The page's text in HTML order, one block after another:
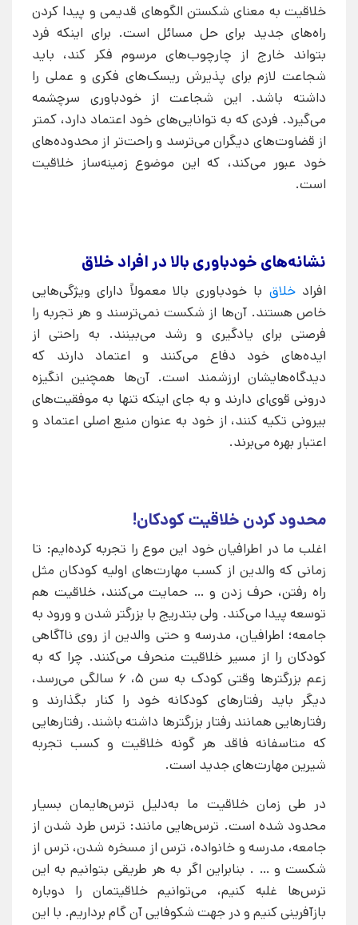
خلاقیت به معنای شکستن الگوهای قدیمی و پیدا کردن
راه‌های جدید برای حل مسائل است. برای اینکه فرد
بتواند خارج از چارچوب‌های مرسوم فکر کند، باید
شجاعت لازم برای پذیرش ریسک‌های فکری و عملی را
داشته باشد. این شجاعت از خودباوری سرچشمه
می‌گیرد. فردی که به توانایی‌های خود اعتماد دارد، کمتر
از قضاوت‌های دیگران می‌ترسد و راحت‌تر از محدوده‌های
خود عبور می‌کند، که این موضوع زمینه‌ساز خلاقیت
است.
نشانه‌های خودباوری بالا در افراد خلاق
افرادخلاق با خودباوری بالا معمولاً دارای ویژگی‌هایی
خاص هستند. آن‌ها از شکست نمی‌ترسند و هر تجربه را
فرصتی برای یادگیری و رشد می‌بینند. به راحتی از
ایده‌های خود دفاع می‌کنند و اعتماد دارند که
دیدگاه‌هایشان ارزشمند است. آن‌ها همچنین انگیزه
درونی قوی‌ای دارند و به جای اینکه تنها به موفقیت‌های
بیرونی تکیه کنند، از خود به عنوان منبع اصلی اعتماد و
اعتبار بهره می‌برند.
محدود کردن خلاقیت کودکان!
اغلب ما در اطرافیان خود این موع را تجربه کرده‌ایم: تا
زمانی که والدین از کسب مهارت‌های اولیه کودکان مثل
راه رفتن، حرف زدن و … حمایت می‌کنند، خلاقیت هم
توسعه پیدا می‌کند. ولی بتدریج با بزرگتر شدن و ورود به
جامعه؛ اطرافیان، مدرسه و حتی والدین از روی ناآگاهی
کودکان را از مسیر خلاقیت منحرف می‌کنند. چرا که به
زعم بزرگترها وقتی کودک به سن 5، 6 سالگی می‌رسد،
دیگر باید رفتارهای کودکانه خود را کنار بگذارند و
رفتارهایی همانند رفتار بزرگترها داشته باشند. رفتارهایی
که متاسفانه فاقد هر گونه خلاقیت و کسب تجربه
شیرین مهارت‌های جدید است.
در طی زمان خلاقیت ما به‌دلیل ترس‌هایمان بسیار
محدود شده است. ترس‌هایی مانند: ترس طرد شدن از
جامعه، مدرسه و خانواده، ترس از مسخره شدن، ترس از
شکست و … . بنابراین اگر به هر طریقی بتوانیم به این
ترس‌ها غلبه کنیم، می‌توانیم خلاقیتمان را دوباره
بازآفرینی کنیم و در جهت شکوفایی آن گام برداریم. با این